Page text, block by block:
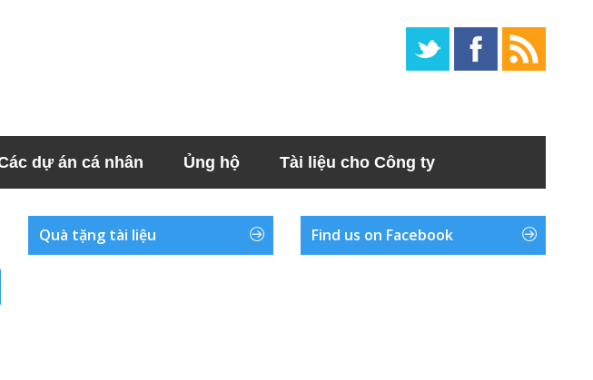
dự án cá nhân Ủng hộ Tài liệu cho Công ty
Quà tặng tài liệu Find us on Facebook